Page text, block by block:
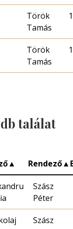
Török
Tamás
Török
Tamás
db találat
▲ Rendező▲
Szász
Péter
Szász